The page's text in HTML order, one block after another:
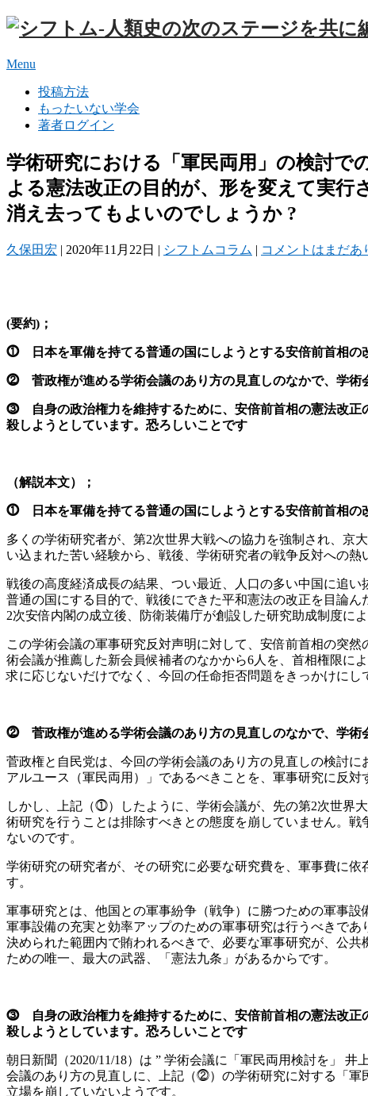
Menu
投稿方法
もったいない学会
著者ログイン
学術研究における「軍民両用」の検討で
よる憲法改正の目的が、形を変えて実
消え去ってもよいのでしょうか ?
久保田宏 | 2020年11月22日 | シフトムコラム | コメントはまだあ
(要約)；
⓵ 日本を軍備を持てる普通の国にしようとする安倍前首相の
⓶ 菅政権が進める学術会議のあり方の見直しのなかで、学術
⓷ 自身の政治権力を維持するために、安倍前首相の憲法改正
殺しようとしています。恐ろしいことです
（解説本文）；
⓵ 日本を軍備を持てる普通の国にしようとする安倍前首相の
多くの学術研究者が、第2次世界大戦への協力を強制され、京
い込まれた苦い経験から、戦後、学術研究者の戦争反対への
戦後の高度経済成長の結果、つい最近、人口の多い中国に追
普通の国にする目的で、戦後にできた平和憲法の改正を目論
2次安倍内閣の成立後、防衛装備庁が創設した研究助成制度に
この学術会議の軍事研究反対声明に対して、安倍前首相の突
術会議が推薦した新会員候補者のなかから6人を、首相権限に
求に応じないだけでなく、今回の任命拒否問題をきっかけにし
⓶ 菅政権が進める学術会議のあり方の見直しのなかで、学術
菅政権と自民党は、今回の学術会議のあり方の見直しの検討
アルユース（軍民両用）」であるべきことを、軍事研究に反対
しかし、上記（⓵）したように、学術会議が、先の第2次世界
術研究を行うことは排除すべきとの態度を崩していません。
ないのです。
学術研究の研究者が、その研究に必要な研究費を、軍事費に
す。
軍事研究とは、他国との軍事紛争（戦争）に勝つための軍事
軍事設備の充実と効率アップのための軍事研究は行うべきで
決められた範囲内で賄われるべきで、必要な軍事研究が、公
ための唯一、最大の武器、「憲法九条」があるからです。
⓷ 自身の政治権力を維持するために、安倍前首相の憲法改正
殺しようとしています。恐ろしいことです
朝日新聞（2020/11/18）は ” 学術会議に「軍民両用検討を」
会議のあり方の見直しに、上記（⓶）の学術研究に対する「
立場を崩していないようです。